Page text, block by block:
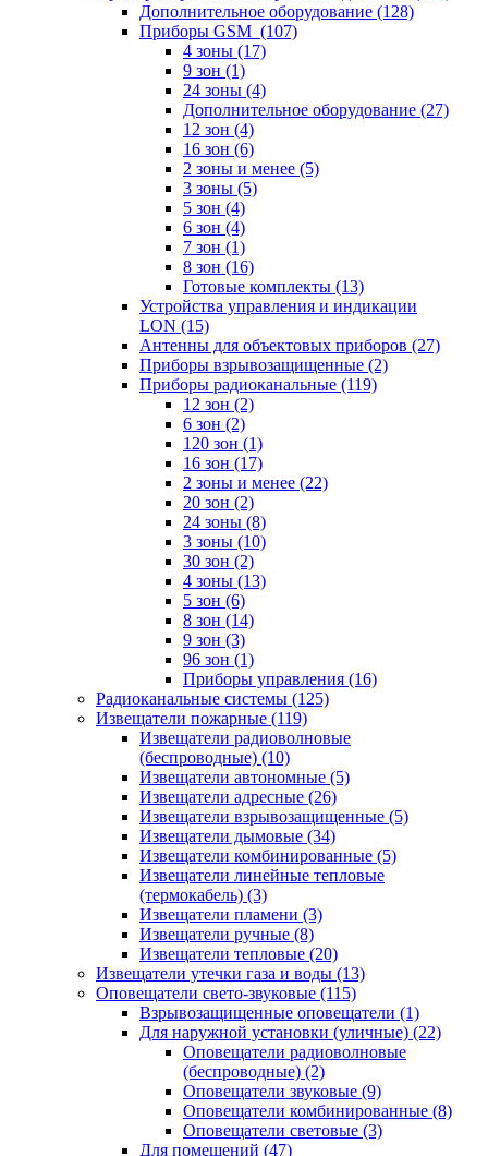
Дополнительное оборудование (128)
Приборы GSM (107)
4 зоны (17)
9 зон (1)
24 зоны (4)
Дополнительное оборудование (27)
12 зон (4)
16 зон (6)
2 зоны и менее (5)
3 зоны (5)
5 зон (4)
6 зон (4)
7 зон (1)
8 зон (16)
Готовые комплекты (13)
Устройства управления и индикации
LON (15)
Антенны для объектовых приборов (27)
Приборы взрывозащищенные (2)
Приборы радиоканальные (119)
12 зон (2)
6 зон (2)
120 зон (1)
16 зон (17)
2 зоны и менее (22)
20 зон (2)
24 зоны (8)
3 зоны (10)
30 зон (2)
4 зоны (13)
5 зон (6)
8 зон (14)
9 зон (3)
96 зон (1)
Приборы управления (16)
Радиоканальные системы (125)
Извещатели пожарные (119)
Извещатели радиоволновые
(беспроводные) (10)
Извещатели автономные (5)
Извещатели адресные (26)
Извещатели взрывозащищенные (5)
Извещатели дымовые (34)
Извещатели комбинированные (5)
Извещатели линейные тепловые
(термокабель) (3)
Извещатели пламени (3)
Извещатели ручные (8)
Извещатели тепловые (20)
Извещатели утечки газа и воды (13)
Оповещатели свето-звуковые (115)
Взрывозащищенные оповещатели (1)
Для наружной установки (уличные) (22)
Оповещатели радиоволновые
(беспроводные) (2)
Оповещатели звуковые (9)
Оповещатели комбинированные (8)
Оповещатели световые (3)
Для помещений (47)